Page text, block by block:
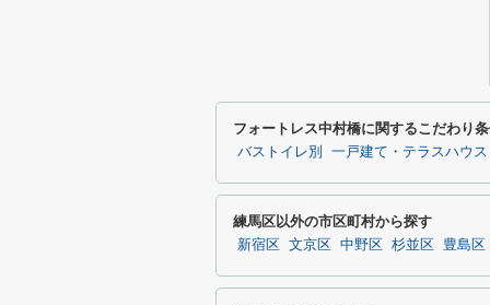
フォートレス中村橋に関するこだわり
バストイレ別 一戸建て・テラスハウス
練馬区以外の市区町村から探す
新宿区 文京区 中野区 杉並区 豊島区